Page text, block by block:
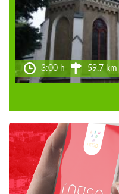
3:00 h 59.7 km